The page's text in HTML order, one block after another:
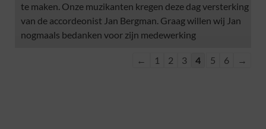
te maken. Onze muzikanten kregen deze dag versterking
van de accordeonist Jan Bergman. Graag willen wij Jan
nogmaals bedanken voor zijn medewerking
← 1 2 3 4 5 6 →